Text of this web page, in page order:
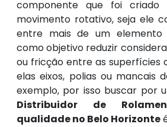
componente que foi
movimento rotativo, seja ele
entre mais de um elemento
como objetivo reduzir
ou fricção entre as superfícies
elas eixos, polias ou mancais
exemplo, por isso buscar por
Distribuidor de
qualidade no Belo Horizonte